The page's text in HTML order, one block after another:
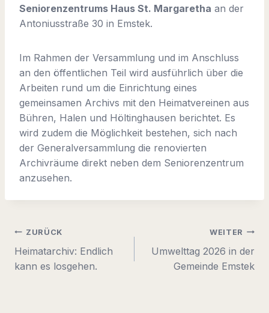
Seniorenzentrums Haus St. Margaretha an der
Antoniusstraße 30 in Emstek.
Im Rahmen der Versammlung und im Anschluss
an den öffentlichen Teil wird ausführlich über die
Arbeiten rund um die Einrichtung eines
gemeinsamen Archivs mit den Heimatvereinen aus
Bühren, Halen und Höltinghausen berichtet. Es
wird zudem die Möglichkeit bestehen, sich nach
der Generalversammlung die renovierten
Archivräume direkt neben dem Seniorenzentrum
anzusehen.
Beitragsnavigation
ZURÜCK
Heimatarchiv: Endlich
kann es losgehen.
WEITER
Umwelttag 2026 in der
Gemeinde Emstek